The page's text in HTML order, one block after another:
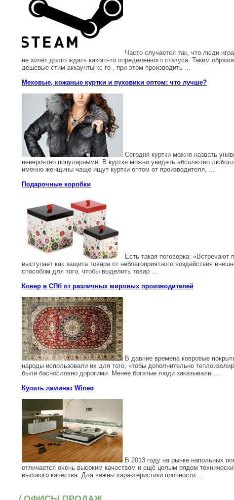
Часто случается так, что люди
не хочет долго ждать какого-то определенного статуса. Таким
дешевые стим аккаунты кс го , при этом производить ...
Меховые, кожаные куртки и пуховики оптом: что лучше?
Сегодня куртки можно назвать
невероятно популярными. В куртке можно увидеть абсолютно
именно женщины чаще ищут куртки оптом от производителя, ...
Подарочные коробки
Есть такая поговорка:
выступает как защита товара от неблагоприятного воздействия
способом для того, чтобы выделить товар ...
Ковер в СПб от различных мировых производителей
В давние времена ковровые
народы использовали их для того, чтобы дополнительно
были баснословно дорогими. Менее богатые люди заказывали ...
Купить ламинат Wineo
В 2013 году на рынке напольных
отличается очень высоким качеством и ещё целым рядом
высокого качества. Для важны характеристики прочности ...